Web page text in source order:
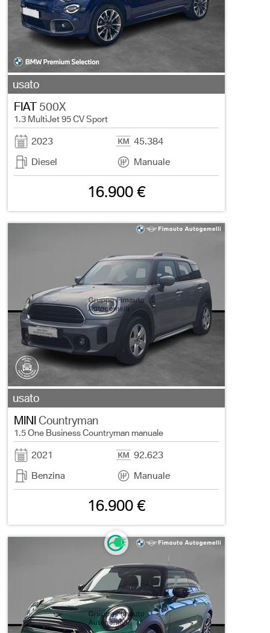
usato
FIAT 500X
1.3 MultiJet 95 CV Sport
2023
45.384
Diesel
Manuale
16.900 €
usato
MINI Countryman
1.5 One Business Countryman manuale
2021
92.623
Benzina
Manuale
16.900 €